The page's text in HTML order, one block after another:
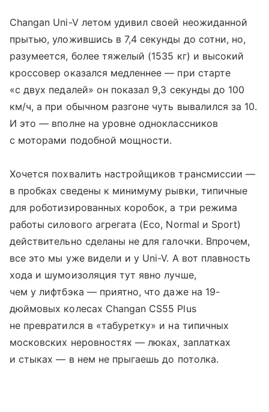
Changan Uni-V летом удивил своей неожиданной
прытью, уложившись в 7,4 секунды до сотни, но,
разумеется, более тяжелый (1535 кг) и высокий
кроссовер оказался медленнее — при старте
«с двух педалей» он показал 9,3 секунды до 100
км/ч, а при обычном разгоне чуть вывалился за 10.
И это — вполне на уровне одноклассников
с моторами подобной мощности.
Хочется похвалить настройщиков трансмиссии —
в пробках сведены к минимуму рывки, типичные
для роботизированных коробок, а три режима
работы силового агрегата (Eco, Normal и Sport)
действительно сделаны не для галочки. Впрочем,
все это мы уже видели и у Uni-V. А вот плавность
хода и шумоизоляция тут явно лучше,
чем у лифтбэка — приятно, что даже на 19-
дюймовых колесах Changan CS55 Plus
не превратился в «табуретку» и на типичных
московских неровностях — люках, заплатках
и стыках — в нем не прыгаешь до потолка.